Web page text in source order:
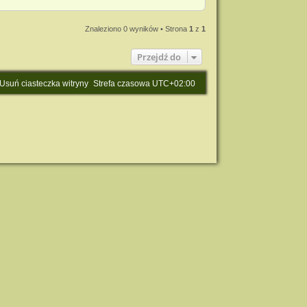
Znaleziono 0 wyników • Strona1 z1
Przejdź do
Strefa czasowa UTC+02:00
Usuń ciasteczka witryny